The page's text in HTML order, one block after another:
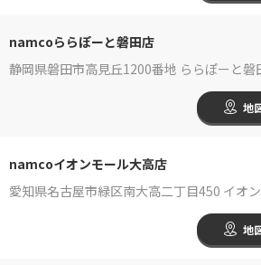
namcoららぽーと磐田店
静岡県磐田市高見丘1200番地 ららぽーと磐
地
namcoイオンモール大高店
愛知県名古屋市緑区南大高二丁目450 イオ
地